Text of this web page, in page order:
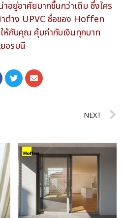
อยู่อาศัยมากขึ้นกว่าเดิม ซึ่งใคร
ต่าง UPVC ชื่อของ Hoffen
ห้กับคุณ คุ้มค่ากับเงินทุกบาท
อรมนี
NEXT